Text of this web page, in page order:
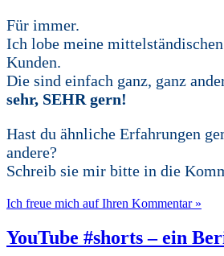
Für immer.
Ich lobe meine
Kunden.
Die sind einfach ganz, ganz
sehr, SEHR gern!
Hast du ähnliche Erfahrungen
andere?
Schreib sie mir bitte in die
Ich freue mich auf Ihren Kommentar »
YouTube #shorts – ein